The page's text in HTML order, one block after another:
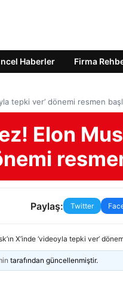
Haberler Firma
tepki ver’ dönemi resmen
Elon
Paylaş: Twitter
X’inde ‘videoyla tepki ver’
tarafından güncellenmiştir.